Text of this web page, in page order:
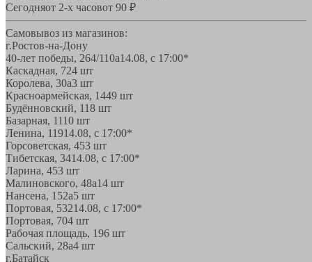
Сегодняот 2-х часовот 90 ₽
Самовывоз из магазинов:
г.Ростов-на-Дону
40-лет победы, 264/110а14.08, с 17:00*
Каскадная, 724 шт
Королева, 30а3 шт
Красноармейская, 1449 шт
Будённовский, 118 шт
Базарная, 1110 шт
Ленина, 11914.08, с 17:00*
Горсоветская, 453 шт
Тибетская, 3414.08, с 17:00*
Ларина, 453 шт
Малиновского, 48а14 шт
Нансена, 152а5 шт
Портовая, 53214.08, с 17:00*
Портовая, 704 шт
Рабочая площадь, 196 шт
Сальский, 28a4 шт
г.Батайск